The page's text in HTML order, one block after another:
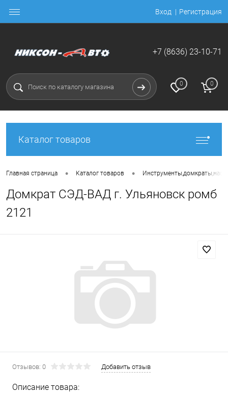
Вход Регистрация
+7 (8636) 23-10-71
0 0
Каталог товаров
Главная страница • Каталог товаров •
Домкрат СЭД-ВАД г. Ульяновск ромб
2121
Отзывов: 0 Добавить отзыв
Описание товара: